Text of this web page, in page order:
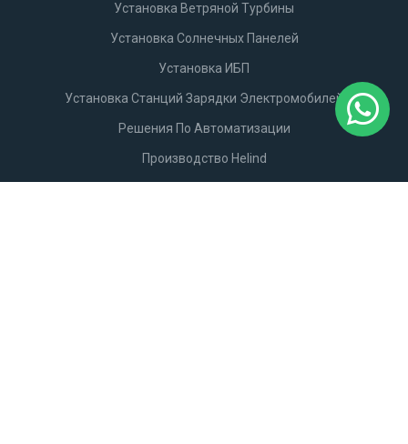
Установка Ветряной Турбины
Установка Солнечных Панелей
Установка ИБП
Установка Станций Зарядки Электромобилей
Решения По Автоматизации
Производство Helind